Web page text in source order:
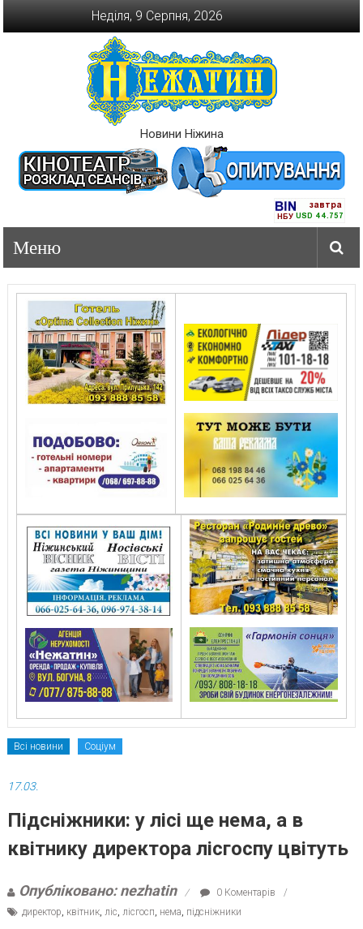
Неділя, 9 Серпня, 2026
Новини Ніжина
Всі новини Соціум
17.03.
Підсніжники: у лісі ще нема, а в
квітнику директора лісгоспу цвітуть
Опубліковано: nezhatin
0 Коментарів
директор, квітник, ліс, лісгосп, нема, підсніжники